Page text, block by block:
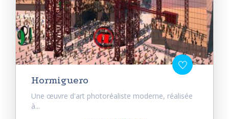
Hormiguero
Une œuvre d'art photoréaliste moderne, réalisée
à...